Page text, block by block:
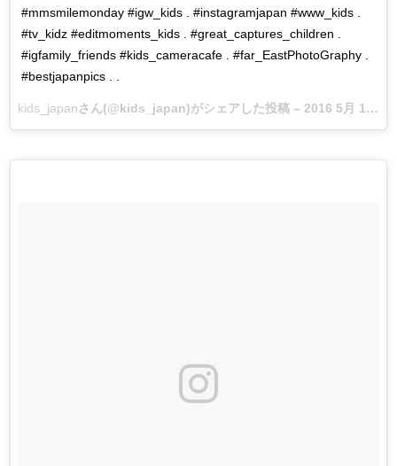
#mmsmilemonday #igw_kids . #instagramjapan #www_kids .
#tv_kidz #editmoments_kids . #great_captures_children .
#igfamily_friends #kids_cameracafe . #far_EastPhotoGraphy .
#bestjapanpics . .
kids_japanさん(@kids_japan)がシェアした投稿 – 2016 5月 17 5:17午後 PDT